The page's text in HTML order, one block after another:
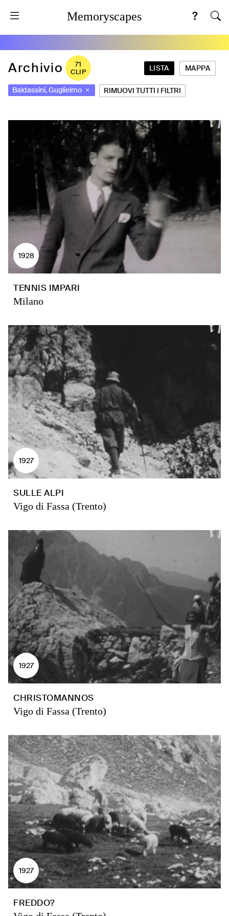
Memoryscapes
Archivio
71
CLIP
LISTA MAPPA
Baldassini, Guglielmo RIMUOVI TUTTI I FILTRI
1928
TENNIS IMPARI
Milano
1927
SULLE ALPI
Vigo di Fassa (Trento)
1927
CHRISTOMANNOS
Vigo di Fassa (Trento)
1927
FREDDO?